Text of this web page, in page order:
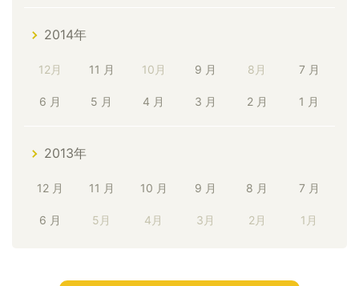
2014年
12月 11 月 10月 9 月 8月 7 月
6 月 5 月 4 月 3 月 2 月 1 月
2013年
12 月 11 月 10 月 9 月 8 月 7 月
6 月 5月 4月 3月 2月 1月